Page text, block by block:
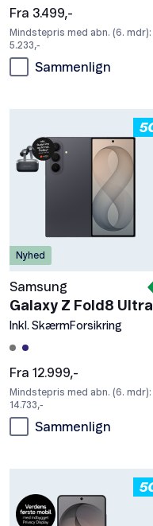
Fra 3.499,-
Mindstepris med abn. (6. mdr):
5.233,-
Sammenlign
Nyhed
Samsung
Galaxy Z Fold8 Ultra
Inkl. SkærmForsikring
Fra 12.999,-
Mindstepris med abn. (6. mdr):
14.733,-
Sammenlign